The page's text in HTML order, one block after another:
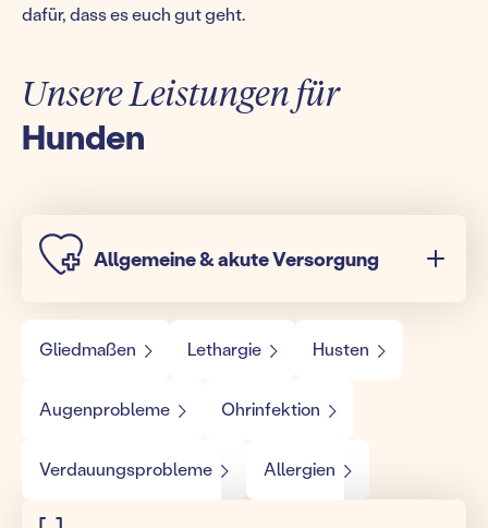
dafür, dass es euch gut geht.
Unsere Leistungen für
Hunden
Allgemeine & akute Versorgung
Gliedmaßen Lethargie Husten
Augenprobleme Ohrinfektion
Verdauungsprobleme Allergien